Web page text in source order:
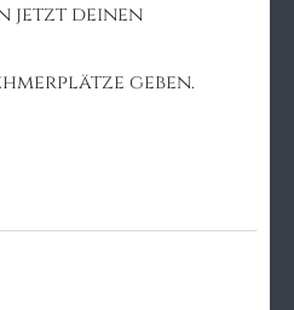
jetzt deinen
geben.